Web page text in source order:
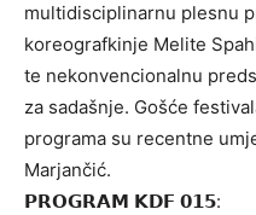
multidisciplinarnu plesnu
koreografkinje Melite
te nekonvencionalnu
za sadašnje. Gošće
programa su recentne
Marjančić.
𝗣𝗥𝗢𝗚𝗥𝗔𝗠 𝗞𝗗𝗙 𝟬𝟭𝟱: